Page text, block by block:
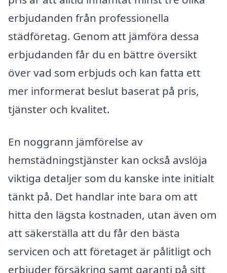
erbjudanden från professionella
städföretag. Genom att jämföra dessa
erbjudanden får du en bättre översikt
över vad som erbjuds och kan fatta ett
mer informerat beslut baserat på pris,
tjänster och kvalitet.
En noggrann jämförelse av
hemstädningstjänster kan också avslöja
viktiga detaljer som du kanske inte initialt
tänkt på. Det handlar inte bara om att
hitta den lägsta kostnaden, utan även om
att säkerställa att du får den bästa
servicen och att företaget är pålitligt och
erbjuder försäkring samt garanti på sitt